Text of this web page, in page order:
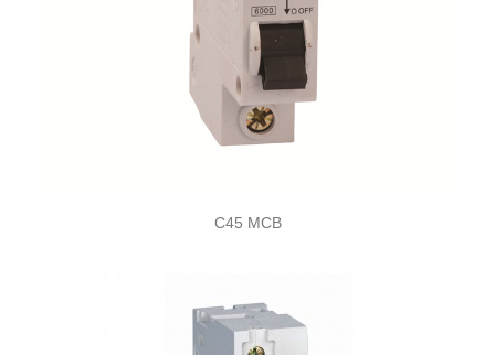
C45 MCB